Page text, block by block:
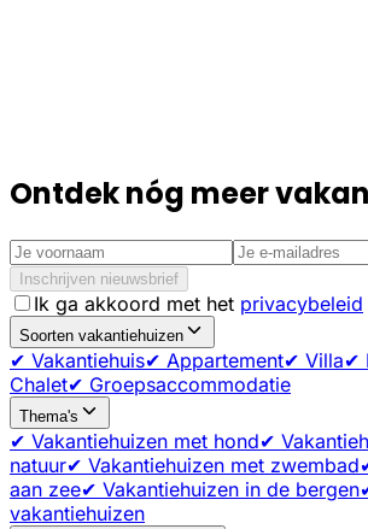
Ontdek nóg meer
Inschrijven nieuwsbrief
Ik ga akkoord met het privacybeleid
Soorten vakantiehuizen
✔ Vakantiehuis✔ Appartement✔ Villa✔
Chalet✔ Groepsaccommodatie
Thema's
✔ Vakantiehuizen met hond✔
natuur✔ Vakantiehuizen met zwembad
aan zee✔ Vakantiehuizen in de bergen
vakantiehuizen